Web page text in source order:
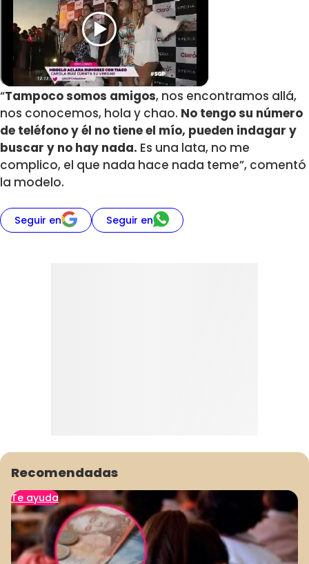
“Tampoco somos amigos, nos encontramos allá,
nos conocemos, hola y chao. No tengo su número
de teléfono y él no tiene el mío, pueden indagar y
buscar y no hay nada. Es una lata, no me
complico, el que nada hace nada teme”, comentó
la modelo.
Seguir en Seguir en
Recomendadas
Te ayuda